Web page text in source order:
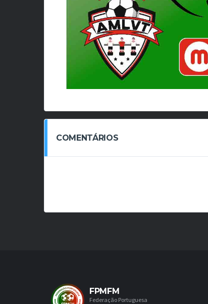
COMENTÁRIOS
FPMFM
Federação Portuguesa